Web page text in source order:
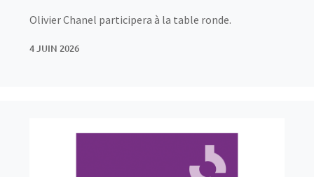
Olivier Chanel participera à la table ronde.
4 JUIN 2026